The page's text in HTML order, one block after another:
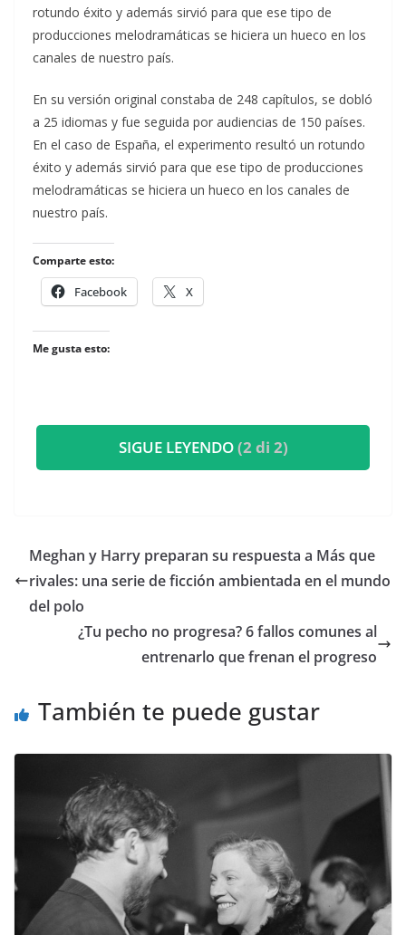
rotundo éxito y además sirvió para que ese tipo de
producciones melodramáticas se hiciera un hueco en los
canales de nuestro país.
​En su versión original constaba de 248 capítulos, se dobló
a 25 idiomas y fue seguida por audiencias de 150 países.
En el caso de España, el experimento resultó un rotundo
éxito y además sirvió para que ese tipo de producciones
melodramáticas se hiciera un hueco en los canales de
nuestro país.
Comparte esto:
Facebook X
Me gusta esto:
SIGUE LEYENDO(2 di 2)
​Meghan y Harry preparan su respuesta a Más que
rivales: una serie de ficción ambientada en el mundo
del polo
¿Tu pecho no progresa? 6 fallos comunes al
entrenarlo que frenan el progreso
También te puede gustar